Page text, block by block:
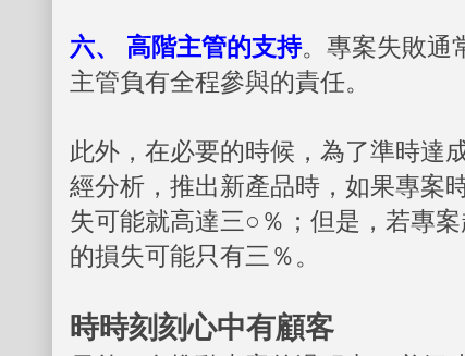
六、 高階主管的支持。專案失敗通
主管負有全程參與的責任。
此外，在必要的時候，為了準時達
經分析，推出新產品時，如果專案
失可能就高達三○％；但是，若專
的損失可能只有三％。
時時刻刻心中有顧客